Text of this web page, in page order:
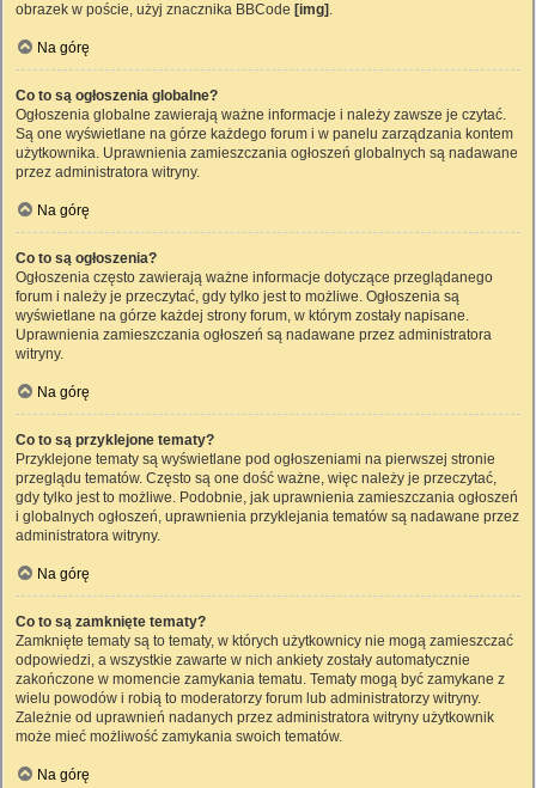
obrazek w poście, użyj znacznika BBCode [img] .
Na górę
Co to są ogłoszenia globalne?
Ogłoszenia globalne zawierają ważne informacje i należy zawsze je czytać.
Są one wyświetlane na górze każdego forum i w panelu zarządzania kontem
użytkownika. Uprawnienia zamieszczania ogłoszeń globalnych są nadawane
przez administratora witryny.
Na górę
Co to są ogłoszenia?
Ogłoszenia często zawierają ważne informacje dotyczące przeglądanego
forum i należy je przeczytać, gdy tylko jest to możliwe. Ogłoszenia są
wyświetlane na górze każdej strony forum, w którym zostały napisane.
Uprawnienia zamieszczania ogłoszeń są nadawane przez administratora
witryny.
Na górę
Co to są przyklejone tematy?
Przyklejone tematy są wyświetlane pod ogłoszeniami na pierwszej stronie
przeglądu tematów. Często są one dość ważne, więc należy je przeczytać,
gdy tylko jest to możliwe. Podobnie, jak uprawnienia zamieszczania ogłoszeń
i globalnych ogłoszeń, uprawnienia przyklejania tematów są nadawane przez
administratora witryny.
Na górę
Co to są zamknięte tematy?
Zamknięte tematy są to tematy, w których użytkownicy nie mogą zamieszczać
odpowiedzi, a wszystkie zawarte w nich ankiety zostały automatycznie
zakończone w momencie zamykania tematu. Tematy mogą być zamykane z
wielu powodów i robią to moderatorzy forum lub administratorzy witryny.
Zależnie od uprawnień nadanych przez administratora witryny użytkownik
może mieć możliwość zamykania swoich tematów.
Na górę